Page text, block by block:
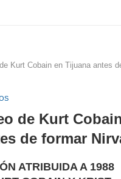
Kurt Cobain en Tijuana antes
de Kurt
de formar
ATRIBUIDA A 1988